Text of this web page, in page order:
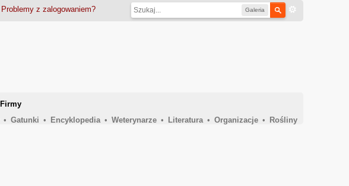
Galeria
Problemy z zalogowaniem?
Firmy
• Gatunki • Encyklopedia • Weterynarze • Literatura • Organizacje •
Rośliny